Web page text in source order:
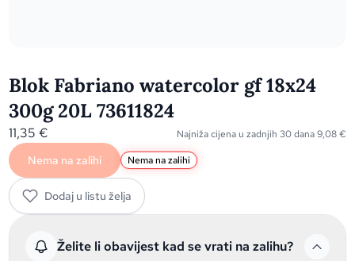
Blok Fabriano watercolor gf 18x24
300g 20L 73611824
11,35€ Najniža cijena u zadnjih 30 dana9,08€
Nema na zalihi Nema na zalihi
Dodaj u listu želja
Želite li obavijest kad se vrati na zalihu?